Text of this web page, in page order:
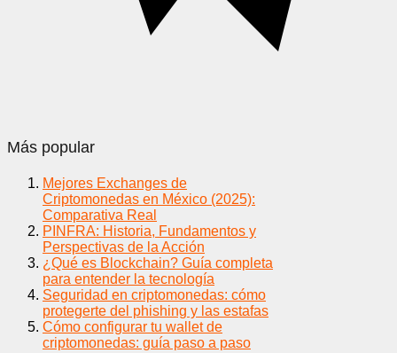
Más popular
Mejores Exchanges de
Criptomonedas en México (2025):
Comparativa Real
PINFRA: Historia, Fundamentos y
Perspectivas de la Acción
¿Qué es Blockchain? Guía completa
para entender la tecnología
Seguridad en criptomonedas: cómo
protegerte del phishing y las estafas
Cómo configurar tu wallet de
criptomonedas: guía paso a paso